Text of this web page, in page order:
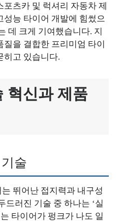
츠카 및 럭셔리 자동차 제
성능 타이어 개발에 힘썼으
데 크게 기여했습니다. 지
을 결합한 프리미엄 타이
히고 있습니다.
혁신과 제품
술
뛰어난 접지력과 내구성
드러진 기술 중 하나는 ‘실
타이어가 펑크가 나도 일